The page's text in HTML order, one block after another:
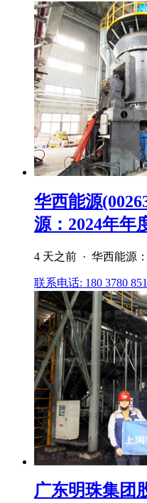
华西能源
源：2024年年
4 天之前 · 华西能源
联系电话: 180 3780
广东明珠集团